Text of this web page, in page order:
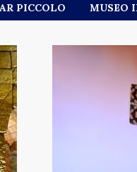
PICCOLO MUSEO